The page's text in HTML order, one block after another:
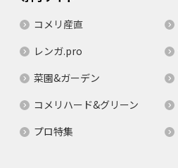
コメリ産直
レンガ.pro
菜園&ガーデン
コメリハード&グリーン
プロ特集